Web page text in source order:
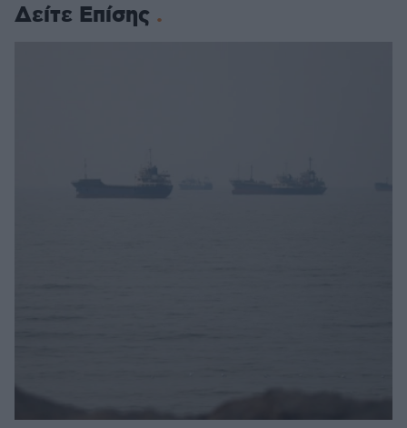
Δείτε Επίσης